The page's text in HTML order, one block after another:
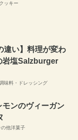
クッキー
違い】料理が変わ
岩塩Salzburger
味料・ドレッシング
モンのヴィーガン
の他洋菓子